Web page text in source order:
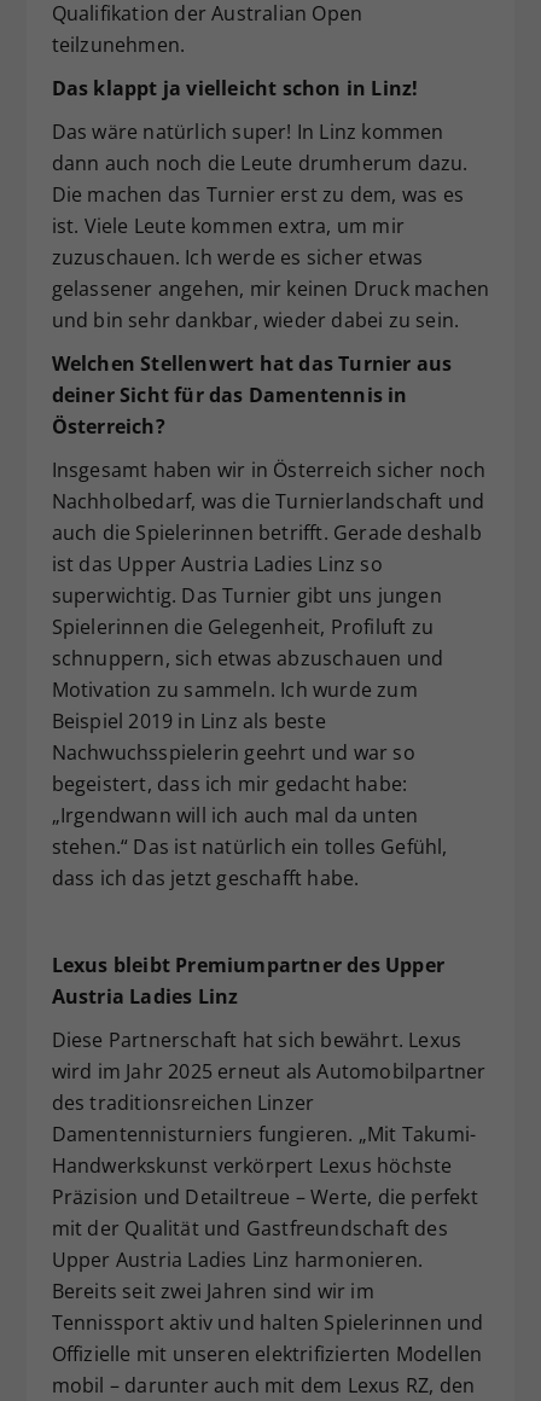
Qualifikation der Australian Open
teilzunehmen.
Das klappt ja vielleicht schon in Linz!
Das wäre natürlich super! In Linz kommen
dann auch noch die Leute drumherum dazu.
Die machen das Turnier erst zu dem, was es
ist. Viele Leute kommen extra, um mir
zuzuschauen. Ich werde es sicher etwas
gelassener angehen, mir keinen Druck machen
und bin sehr dankbar, wieder dabei zu sein.
Welchen Stellenwert hat das Turnier aus
deiner Sicht für das Damentennis in
Österreich?
Insgesamt haben wir in Österreich sicher noch
Nachholbedarf, was die Turnierlandschaft und
auch die Spielerinnen betrifft. Gerade deshalb
ist das Upper Austria Ladies Linz so
superwichtig. Das Turnier gibt uns jungen
Spielerinnen die Gelegenheit, Profiluft zu
schnuppern, sich etwas abzuschauen und
Motivation zu sammeln. Ich wurde zum
Beispiel 2019 in Linz als beste
Nachwuchsspielerin geehrt und war so
begeistert, dass ich mir gedacht habe:
„Irgendwann will ich auch mal da unten
stehen.“ Das ist natürlich ein tolles Gefühl,
dass ich das jetzt geschafft habe.
Lexus bleibt Premiumpartner des Upper
Austria Ladies Linz
Diese Partnerschaft hat sich bewährt. Lexus
wird im Jahr 2025 erneut als Automobilpartner
des traditionsreichen Linzer
Damentennisturniers fungieren. „Mit Takumi-
Handwerkskunst verkörpert Lexus höchste
Präzision und Detailtreue – Werte, die perfekt
mit der Qualität und Gastfreundschaft des
Upper Austria Ladies Linz harmonieren.
Bereits seit zwei Jahren sind wir im
Tennissport aktiv und halten Spielerinnen und
Offizielle mit unseren elektrifizierten Modellen
mobil – darunter auch mit dem Lexus RZ, den